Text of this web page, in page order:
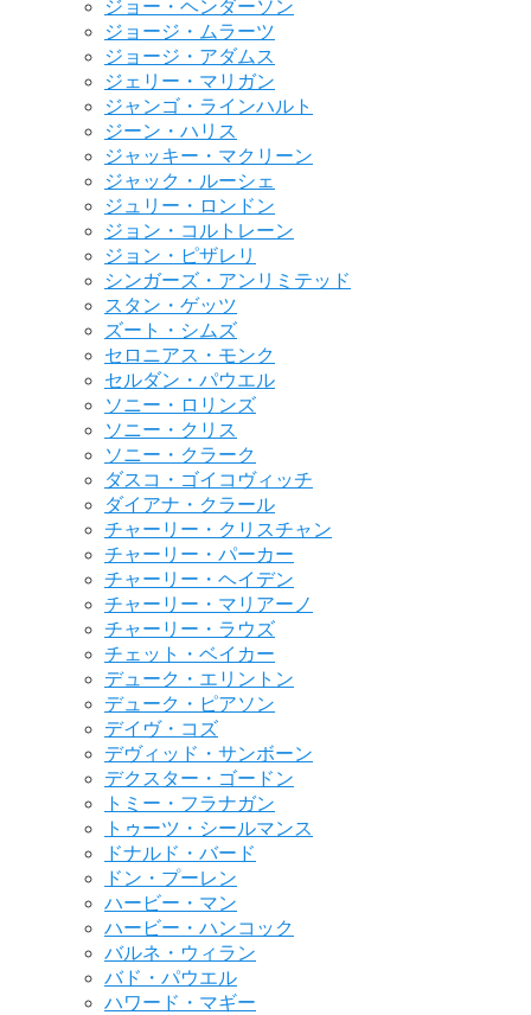
ジョー・ヘンダーソン
ジョージ・ムラーツ
ジョージ・アダムス
ジェリー・マリガン
ジャンゴ・ラインハルト
ジーン・ハリス
ジャッキー・マクリーン
ジャック・ルーシェ
ジュリー・ロンドン
ジョン・コルトレーン
ジョン・ピザレリ
シンガーズ・アンリミテッド
スタン・ゲッツ
ズート・シムズ
セロニアス・モンク
セルダン・パウエル
ソニー・ロリンズ
ソニー・クリス
ソニー・クラーク
ダスコ・ゴイコヴィッチ
ダイアナ・クラール
チャーリー・クリスチャン
チャーリー・パーカー
チャーリー・ヘイデン
チャーリー・マリアーノ
チャーリー・ラウズ
チェット・ベイカー
デューク・エリントン
デューク・ピアソン
デイヴ・コズ
デヴィッド・サンボーン
デクスター・ゴードン
トミー・フラナガン
トゥーツ・シールマンス
ドナルド・バード
ドン・プーレン
ハービー・マン
ハービー・ハンコック
バルネ・ウィラン
バド・パウエル
ハワード・マギー